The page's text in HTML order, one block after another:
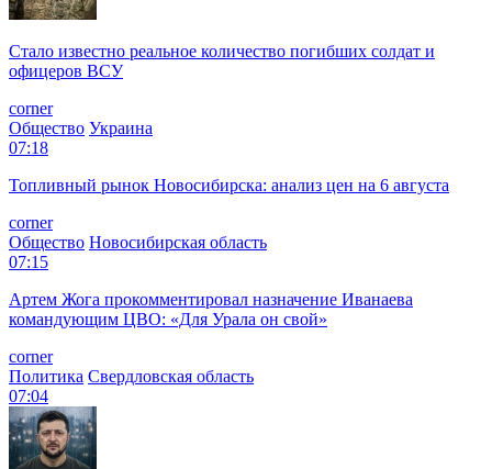
Стало известно реальное количество погибших солдат и
офицеров ВСУ
corner
Общество Украина
07:18
Топливный рынок Новосибирска: анализ цен на 6 августа
corner
Общество Новосибирская область
07:15
Артем Жога прокомментировал назначение Иванаева
командующим ЦВО: «Для Урала он свой»
corner
Политика Свердловская область
07:04